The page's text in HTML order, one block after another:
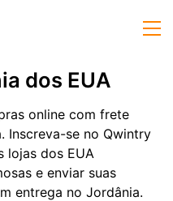
dos EUA
online com frete
Inscreva-se no Qwintry
lojas dos EUA
e enviar suas
entrega no Jordânia.